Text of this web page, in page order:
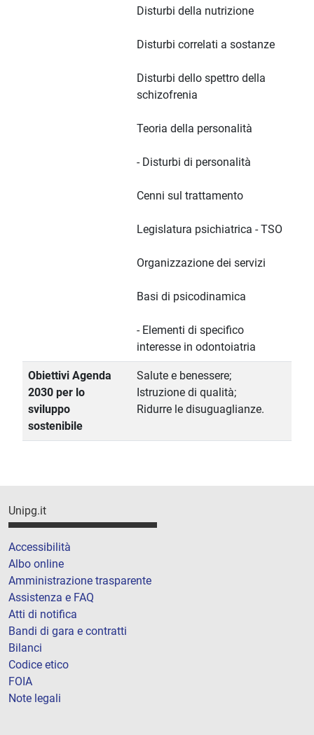
Disturbi della nutrizione
Disturbi correlati a sostanze
Disturbi dello spettro della
schizofrenia
Teoria della personalità
- Disturbi di personalità
Cenni sul trattamento
Legislatura psichiatrica - TSO
Organizzazione dei servizi
Basi di psicodinamica
- Elementi di specifico
interesse in odontoiatria
Obiettivi Agenda
2030 per lo
sviluppo
sostenibile
Salute e benessere;
Istruzione di qualità;
Ridurre le disuguaglianze.
Unipg.it
Accessibilità
Albo online
Amministrazione trasparente
Assistenza e FAQ
Atti di notifica
Bandi di gara e contratti
Bilanci
Codice etico
FOIA
Note legali